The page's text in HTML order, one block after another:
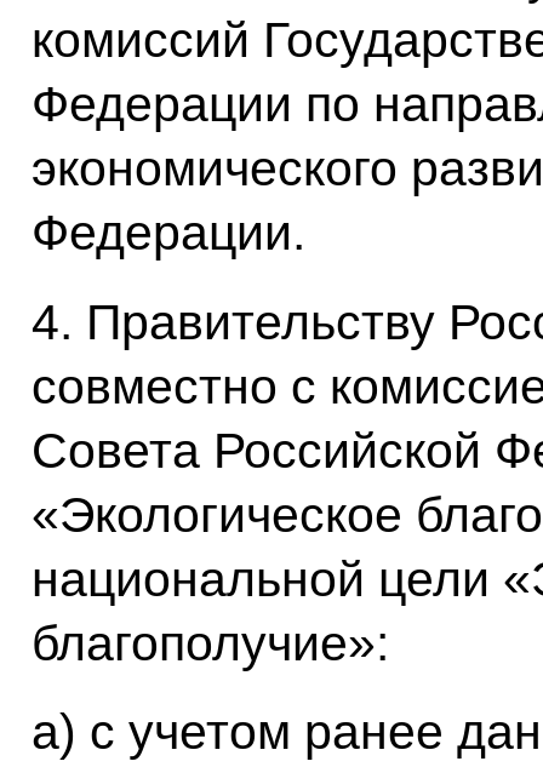
комиссий
Федерации по
экономического
Федерации.
4. Правительству
совместно с
Совета Российской
«Экологическое
национальной цели
благополучие»:
а) с учетом ранее